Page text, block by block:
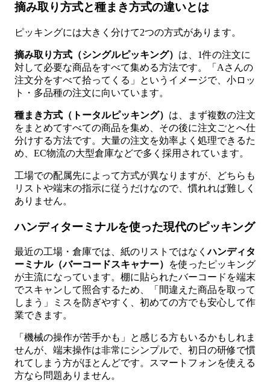
摘み取り方式と種まき方式の違いとは
ピッキングには大きく分けて2つの方式があります。
摘み取り方式（シングルピッキング） は、1件の注文に
対して必要な商品をすべて集める方法です。「Aさんの
注文分をすべて拾ってくる」というイメージで、小ロッ
ト・多品種の注文に向いています。
種まき方式（トータルピッキング） は、まず複数の注文
をまとめてすべての商品を集め、その後に注文ごとへ仕
分けする方法です。大量の注文を効率よく処理できるた
め、EC物流の大型倉庫などで多く採用されています。
工場での配属先によって方式が異なりますが、どちらも
リストや端末の指示に従うだけなので、慣れれば難しく
ありません。
ハンディターミナルを使った現代のピッキング
最近の工場・倉庫では、紙のリストではなくハンディタ
ーミナル（バーコードスキャナー）
を使ったピッキング
が主流になっています。棚に貼られたバーコードを端末
でスキャンして照合するため、「間違えた商品を取って
しまう」ミスを防ぎやすく、初めての方でも安心して作
業できます。
「機械の操作が苦手かも」と感じる方もいるかもしれま
せんが、端末操作は非常にシンプルで、初日の研修で慣
れてしまう方がほとんどです。スマートフォンを使える
方なら問題ありません。